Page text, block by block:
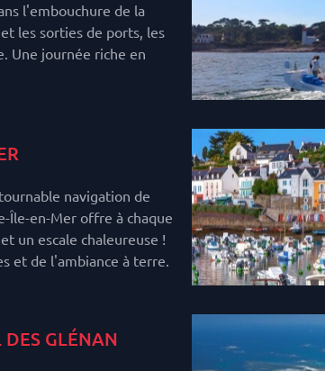
l'embouchure de la
les sorties de ports, les
Une journée riche en
navigation de
Île-en-Mer offre à chaque
un escale chaleureuse !
et de l'ambiance à terre.
DES GLÉNAN